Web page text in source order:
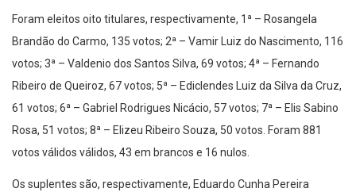
Foram eleitos oito titulares, respectivamente, 1ª – Rosangela
Brandão do Carmo, 135 votos; 2ª – Vamir Luiz do Nascimento, 116
votos; 3ª – Valdenio dos Santos Silva, 69 votos; 4ª – Fernando
Ribeiro de Queiroz, 67 votos; 5ª – Ediclendes Luiz da Silva da Cruz,
61 votos; 6ª – Gabriel Rodrigues Nicácio, 57 votos; 7ª – Elis Sabino
Rosa, 51 votos; 8ª – Elizeu Ribeiro Souza, 50 votos. Foram 881
votos válidos válidos, 43 em brancos e 16 nulos.
Os suplentes são, respectivamente, Eduardo Cunha Pereira